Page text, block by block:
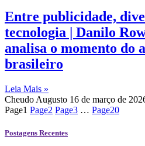
Entre publicidade,
tecnologia | Danilo
analisa o momento do
brasileiro
Leia Mais »
Cheudo Augusto 16 de março de
Page1 Page2 Page3 … Page20
Postagens Recentes